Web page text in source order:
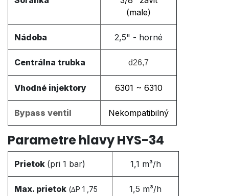
(male)
Nádoba 2,5" - horné
Centrálna trubka d26,7
Vhodné injektory 6301 ~ 6310
Bypass ventil Nekompatibilný
Parametre hlavy HYS-34
Prietok (pri 1 bar) 1,1 m³/h
Max. prietok (∆P 1 ,75
1,5 m³/h